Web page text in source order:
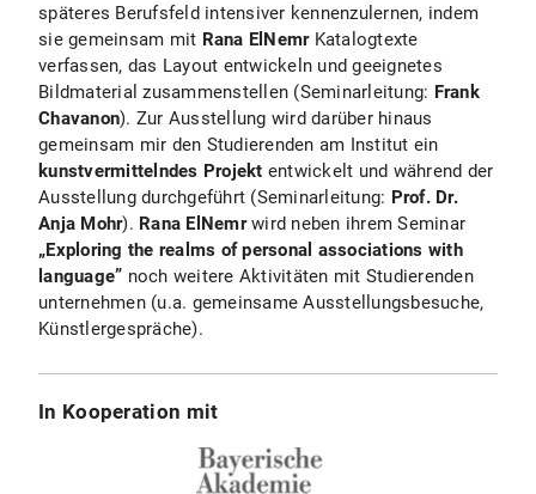
späteres Berufsfeld intensiver kennenzulernen, indem
sie gemeinsam mit Rana ElNemrKatalogtexte
verfassen, das Layout entwickeln und geeignetes
Bildmaterial zusammenstellen (Seminarleitung: Frank
Chavanon). Zur Ausstellung wird darüber hinaus
gemeinsam mir den Studierenden am Institut ein
kunstvermittelndes Projekt entwickelt und während der
Ausstellung durchgeführt (Seminarleitung: Prof. Dr.
Anja Mohr). Rana ElNemrwird neben ihrem Seminar
„Exploring the realms of personal associations with
language” noch weitere Aktivitäten mit Studierenden
unternehmen (u.a. gemeinsame Ausstellungsbesuche,
Künstlergespräche).
In Kooperation mit